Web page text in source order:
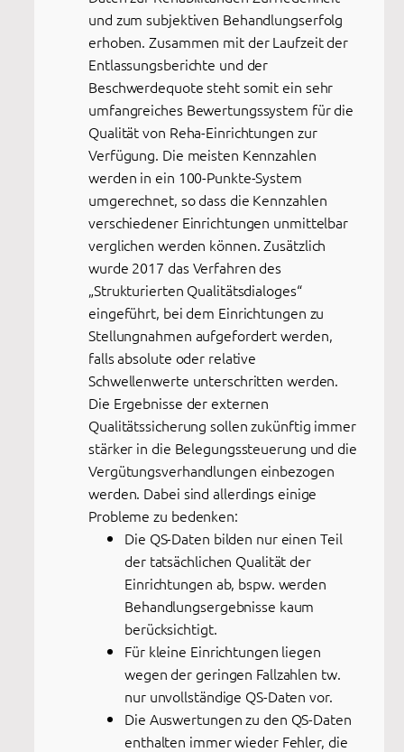
und zum subjektiven Behandlungserfolg
erhoben. Zusammen mit der Laufzeit der
Entlassungsberichte und der
Beschwerdequote steht somit ein sehr
umfangreiches Bewertungssystem für die
Qualität von Reha-Einrichtungen zur
Verfügung. Die meisten Kennzahlen
werden in ein 100-Punkte-System
umgerechnet, so dass die Kennzahlen
verschiedener Einrichtungen unmittelbar
verglichen werden können. Zusätzlich
wurde 2017 das Verfahren des
„Strukturierten Qualitätsdialoges“
eingeführt, bei dem Einrichtungen zu
Stellungnahmen aufgefordert werden,
falls absolute oder relative
Schwellenwerte unterschritten werden.
Die Ergebnisse der externen
Qualitätssicherung sollen zukünftig immer
stärker in die Belegungssteuerung und die
Vergütungsverhandlungen einbezogen
werden. Dabei sind allerdings einige
Probleme zu bedenken:
Die QS-Daten bilden nur einen Teil
der tatsächlichen Qualität der
Einrichtungen ab, bspw. werden
Behandlungsergebnisse kaum
berücksichtigt.
Für kleine Einrichtungen liegen
wegen der geringen Fallzahlen tw.
nur unvollständige QS-Daten vor.
Die Auswertungen zu den QS-Daten
enthalten immer wieder Fehler, die